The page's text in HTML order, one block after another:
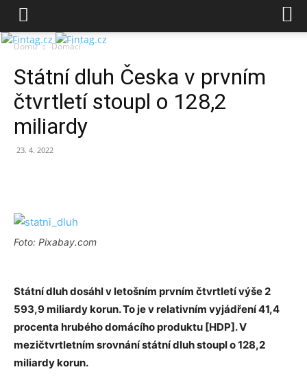
Domů Domácí
Státní dluh Česka v prvním
čtvrtletí stoupl o 128,2
miliardy
23. 4. 2022
Foto: Pixabay.com
Státní dluh dosáhl v letošním prvním čtvrtletí výše 2
593,9 miliardy korun. To je v relativním vyjádření 41,4
procenta hrubého domácího produktu [HDP]. V
mezičtvrtletním srovnání státní dluh stoupl o 128,2
miliardy korun.